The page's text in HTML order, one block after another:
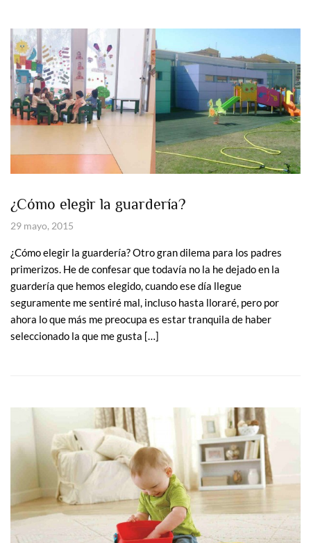
¿Cómo elegir la guardería?
29 mayo, 2015
¿Cómo elegir la guardería? Otro gran dilema para los padres
primerizos. He de confesar que todavía no la he dejado en la
guardería que hemos elegido, cuando ese día llegue
seguramente me sentiré mal, incluso hasta lloraré, pero por
ahora lo que más me preocupa es estar tranquila de haber
seleccionado la que me gusta […]